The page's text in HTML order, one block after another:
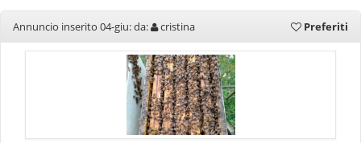
Annuncio inserito 04-giu: da: cristina Preferiti